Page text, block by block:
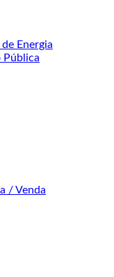
Energia
Pública
/ Venda